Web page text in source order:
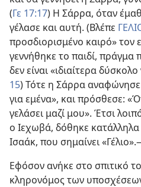
(Γε 17:17) Η Σάρρα, όταν
γέλασε και αυτή. (Βλέπε
προσδιορισμένο καιρό» τον
γεννήθηκε το παιδί, πράγμα
δεν είναι «ιδιαίτερα
15) Τότε η Σάρρα
για εμένα», και πρόσθεσε:
γελάσει μαζί μου». Έτσι
ο Ιεχωβά, δόθηκε
Ισαάκ, που σημαίνει
Εφόσον ανήκε στο σπιτικό
κληρονόμος των